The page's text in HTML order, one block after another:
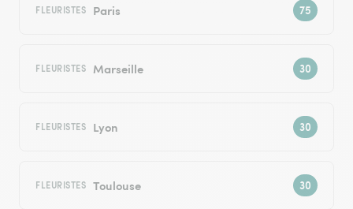
FLEURISTES Paris
FLEURISTES Marseille
FLEURISTES Lyon
FLEURISTES Toulouse